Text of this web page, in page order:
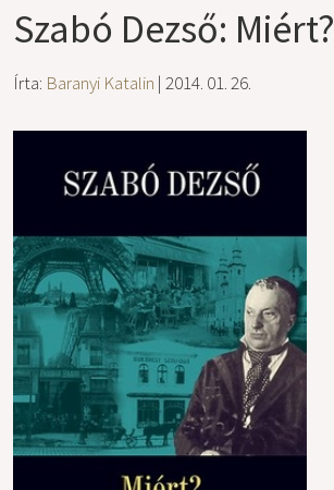
Szabó Dezső: Miért?
Írta: Baranyi Katalin | 2014. 01. 26.